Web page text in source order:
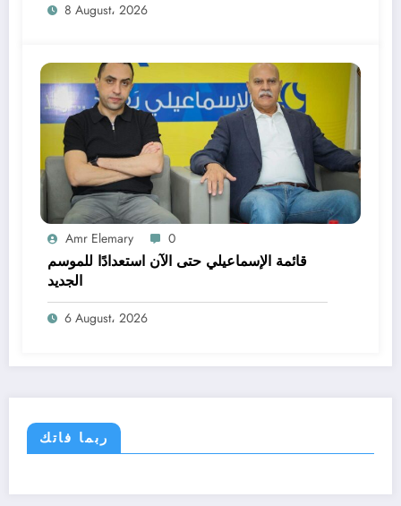
8 August، 2026
Amr Elemary 0
قائمة الإسماعيلي حتى الآن استعدادًا للموسم
الجديد
6 August، 2026
ربما فاتك